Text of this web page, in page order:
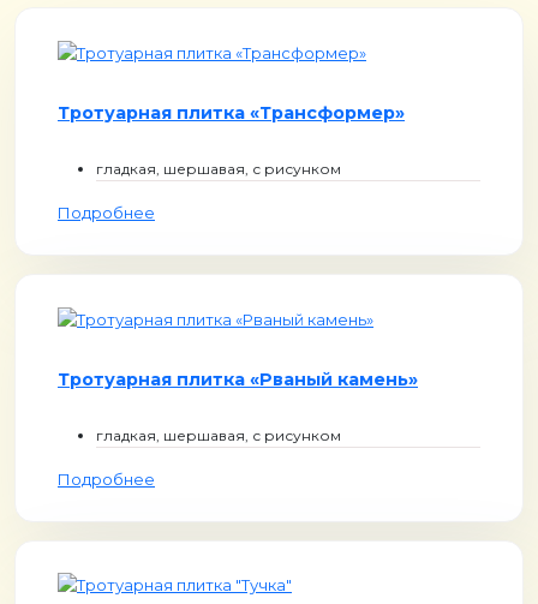
Тротуарная плитка «Трансформер»
гладкая, шершавая, с рисунком
Подробнее
Тротуарная плитка «Рваный камень»
гладкая, шершавая, с рисунком
Подробнее